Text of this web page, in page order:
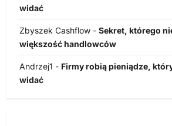
widać
Zbyszek Cashflow - Sekret, którego
większość handlowców
Andrzej1 - Firmy robią pieniądze,
widać